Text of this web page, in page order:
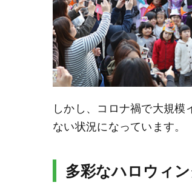
しかし、コロナ禍で大規模
ない状況になっています。
多彩なハロウィ